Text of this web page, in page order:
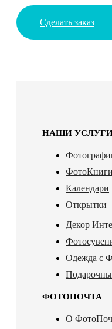
Сделать заказ
НАШИ
ФотоКниги
Календари
Открытки
Декор
Одежда с
ФОТОПОЧТА
О